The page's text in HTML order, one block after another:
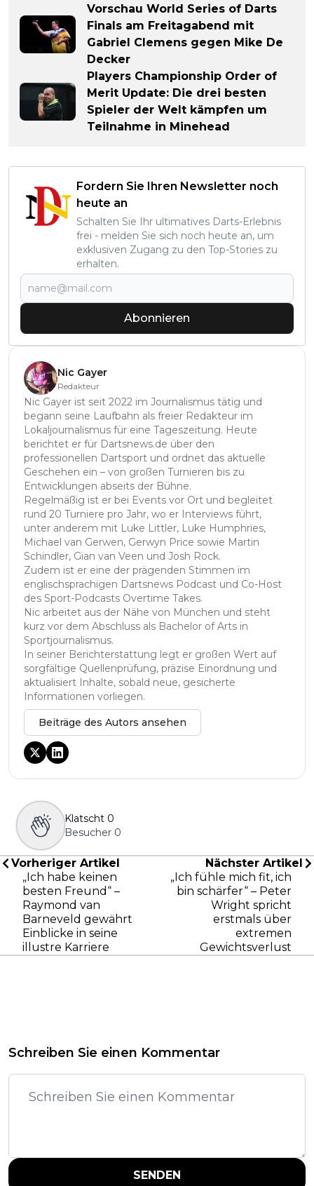
Vorschau World Series of Darts
Finals am Freitagabend mit
Gabriel Clemens gegen Mike De
Decker
Players Championship Order of
Merit Update: Die drei besten
Spieler der Welt kämpfen um
Teilnahme in Minehead
Fordern Sie Ihren Newsletter noch
heute an
Schalten Sie Ihr ultimatives Darts-Erlebnis
frei - melden Sie sich noch heute an, um
exklusiven Zugang zu den Top-Stories zu
erhalten.
Abonnieren
Nic Gayer
Redakteur
Nic Gayer ist seit 2022 im Journalismus tätig und
begann seine Laufbahn als freier Redakteur im
Lokaljournalismus für eine Tageszeitung. Heute
berichtet er für Dartsnews.de über den
professionellen Dartsport und ordnet das aktuelle
Geschehen ein – von großen Turnieren bis zu
Entwicklungen abseits der Bühne.
Regelmäßig ist er bei Events vor Ort und begleitet
rund 20 Turniere pro Jahr, wo er Interviews führt,
unter anderem mit Luke Littler, Luke Humphries,
Michael van Gerwen, Gerwyn Price sowie Martin
Schindler, Gian van Veen und Josh Rock.
Zudem ist er eine der prägenden Stimmen im
englischsprachigen Dartsnews Podcast und Co-Host
des Sport-Podcasts Overtime Takes.
Nic arbeitet aus der Nähe von München und steht
kurz vor dem Abschluss als Bachelor of Arts in
Sportjournalismus.
In seiner Berichterstattung legt er großen Wert auf
sorgfältige Quellenprüfung, präzise Einordnung und
aktualisiert Inhalte, sobald neue, gesicherte
Informationen vorliegen.
Beiträge des Autors ansehen
Klatscht 0
Besucher 0
Vorheriger Artikel
„Ich habe keinen
besten Freund“ –
Raymond van
Barneveld gewährt
Einblicke in seine
illustre Karriere
Nächster Artikel
„Ich fühle mich fit, ich
bin schärfer“ – Peter
Wright spricht
erstmals über
extremen
Gewichtsverlust
Schreiben Sie einen Kommentar
SENDEN